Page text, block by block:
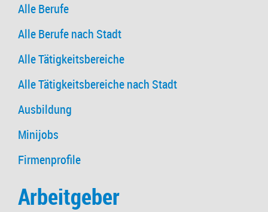
Alle Berufe
Alle Berufe nach Stadt
Alle Tätigkeitsbereiche
Alle Tätigkeitsbereiche nach Stadt
Ausbildung
Minijobs
Firmenprofile
Arbeitgeber